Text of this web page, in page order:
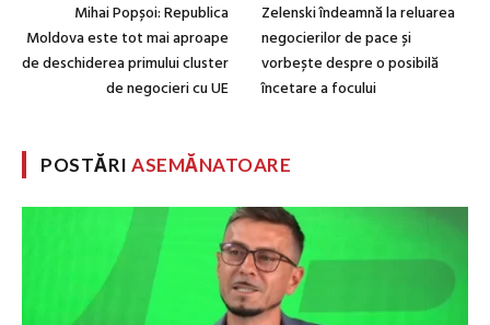
Mihai Popșoi: Republica
Moldova este tot mai aproape
de deschiderea primului cluster
de negocieri cu UE
Zelenski îndeamnă la reluarea
negocierilor de pace și
vorbește despre o posibilă
încetare a focului
POSTĂRIASEMĂNATOARE